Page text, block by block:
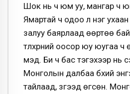
Шок нь ч юм уу, мангар ч
Ямартай ч одоо л нэг
залуу баярлаад өөртөө
түлхүүрний оосор юу юугаа ч
мэд. Би ч бас тэгэхээр нь
Монголын далбаа бүхий
тайлаад, зүүгээд өгсөн.